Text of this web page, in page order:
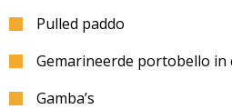
Pulled paddo
Gemarineerde portobello in
Gamba’s